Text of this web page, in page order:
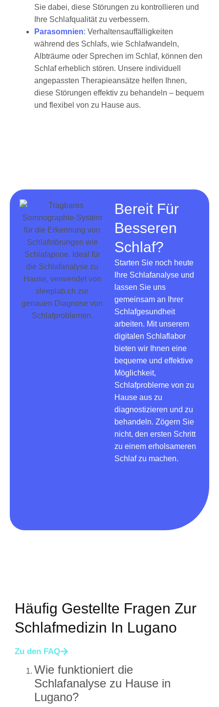
Sie dabei, diese Störungen zu kontrollieren und
Ihre Schlafqualität zu verbessern.
Parasomnien: Verhaltensauffälligkeiten
während des Schlafs, wie Schlafwandeln,
Albträume oder Sprechen im Schlaf, können den
Schlaf erheblich stören. Unsere individuell
angepassten Therapieansätze helfen Ihnen,
diese Störungen effektiv zu behandeln – bequem
und flexibel von zu Hause aus.
Bereit Für
Besseren
Schlaf?
Starten Sie noch heute
Ihre Schlafanalyse und
lassen Sie uns
gemeinsam an Ihrer
Schlafgesundheit
arbeiten. Mit unserem
digitalen Schlaflabor
bieten wir Ihnen eine
bequeme und effektive
Möglichkeit,
Schlafprobleme von zu
Hause aus zu
diagnostizieren und zu
behandeln. Zögern Sie
nicht, den ersten Schritt
zu einem erholsameren
Schlaf zu machen.
Häufig Gestellte Fragen Zur
Schlafmedizin In Lugano
Zu den FAQ
Wie funktioniert die
Schlafanalyse zu Hause in
Lugano?